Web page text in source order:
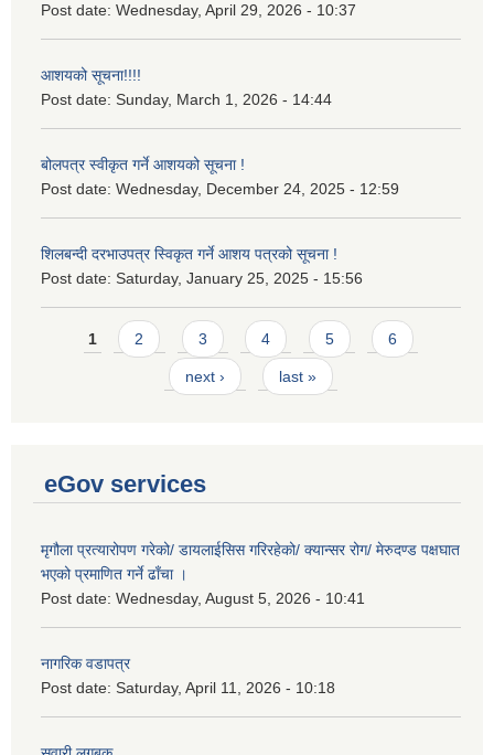
Post date: Wednesday, April 29, 2026 - 10:37
आशयको सूचना!!!!
Post date: Sunday, March 1, 2026 - 14:44
बोलपत्र स्वीकृत गर्ने आशयको सूचना !
Post date: Wednesday, December 24, 2025 - 12:59
शिलबन्दी दरभाउपत्र स्विकृत गर्ने आशय पत्रको सूचना !
Post date: Saturday, January 25, 2025 - 15:56
Pages
1 2 3 4 5 6
next › last »
eGov services
मृगौला प्रत्यारोपण गरेको/ डायलाईसिस गरिरहेको/ क्यान्सर रोग/ मेरुदण्ड पक्षघात
भएको प्रमाणित गर्ने ढाँचा ।
Post date: Wednesday, August 5, 2026 - 10:41
नागरिक वडापत्र
Post date: Saturday, April 11, 2026 - 10:18